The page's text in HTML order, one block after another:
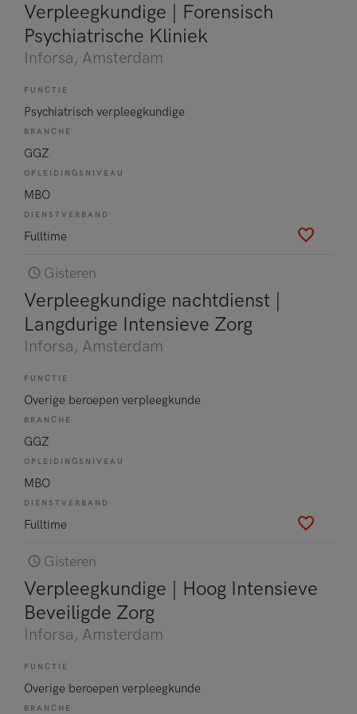
Verpleegkundige | Forensisch
Psychiatrische Kliniek
Inforsa, Amsterdam
FUNCTIE
Psychiatrisch verpleegkundige
BRANCHE
GGZ
OPLEIDINGSNIVEAU
MBO
DIENSTVERBAND
Fulltime
Gisteren
Verpleegkundige nachtdienst |
Langdurige Intensieve Zorg
Inforsa, Amsterdam
FUNCTIE
Overige beroepen verpleegkunde
BRANCHE
GGZ
OPLEIDINGSNIVEAU
MBO
DIENSTVERBAND
Fulltime
Gisteren
Verpleegkundige | Hoog Intensieve
Beveiligde Zorg
Inforsa, Amsterdam
FUNCTIE
Overige beroepen verpleegkunde
BRANCHE